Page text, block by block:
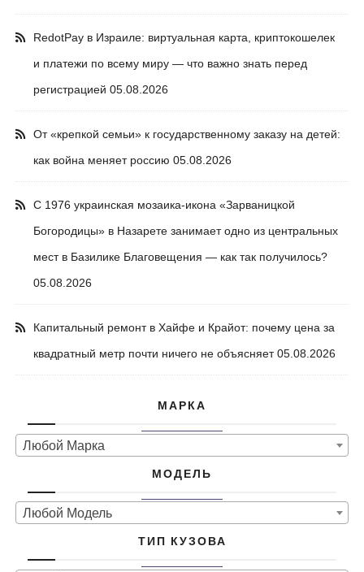
RedotPay в Израиле: виртуальная карта, криптокошелек
и платежи по всему миру — что важно знать перед
регистрацией 05.08.2026
От «крепкой семьи» к государственному заказу на детей:
как война меняет россию 05.08.2026
С 1976 украинская мозаика-икона «Зарваницкой
Богородицы» в Назарете занимает одно из центральных
мест в Базилике Благовещения — как так получилось?
05.08.2026
Капитальный ремонт в Хайфе и Крайот: почему цена за
квадратный метр почти ничего не объясняет 05.08.2026
МАРКА
Любой Марка
МОДЕЛЬ
Любой Модель
ТИП КУЗОВА